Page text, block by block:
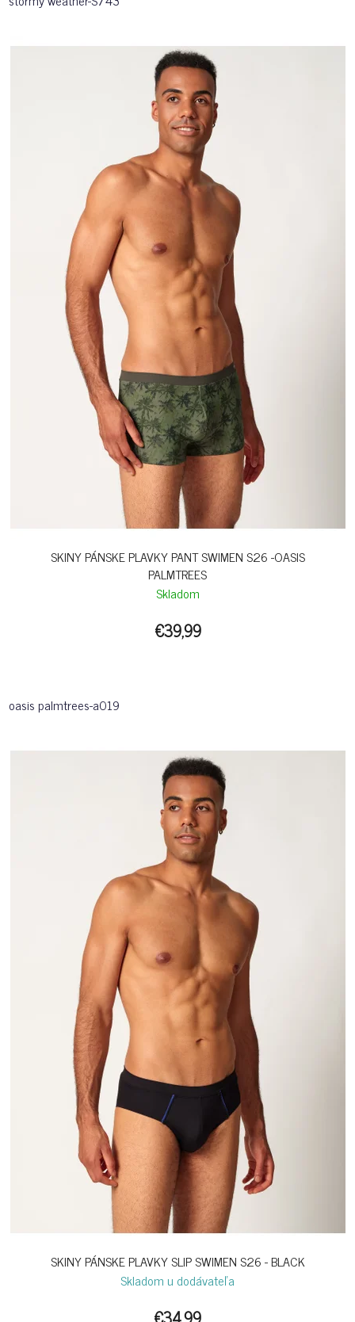
SKINY PÁNSKE PLAVKY PANT SWIMEN S26 -OASIS
PALMTREES
Skladom
€39,99
oasis palmtrees-a019
SKINY PÁNSKE PLAVKY SLIP SWIMEN S26 - BLACK
Skladom u dodávateľa